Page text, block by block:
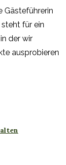
Gästeführerin
für ein
der wir
ausprobieren